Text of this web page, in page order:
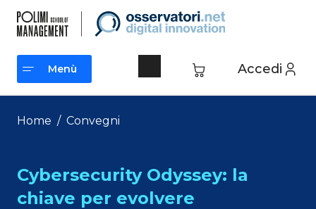
contenuto
Accedi
Menù
Menù
Home / Convegni
Cybersecurity Odyssey: la
chiave per evolvere